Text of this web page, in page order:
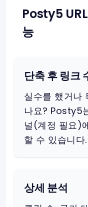
Posty5
능
단축 후 링크
실수를 했거나
나요? Posty5
널(계정 필요)
할 수 있습니다.
상세 분석